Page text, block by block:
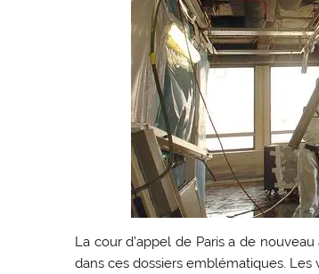
La cour d’appel de Paris a de
dans ces dossiers emblématiques.